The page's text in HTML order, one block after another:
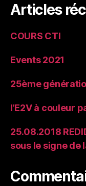
Articles
COURS CTI
Events 2021
25ème
l’E2V à couleur
25.08.2018
sous le signe de